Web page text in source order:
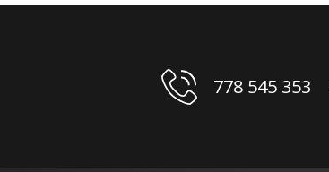
778 545 353